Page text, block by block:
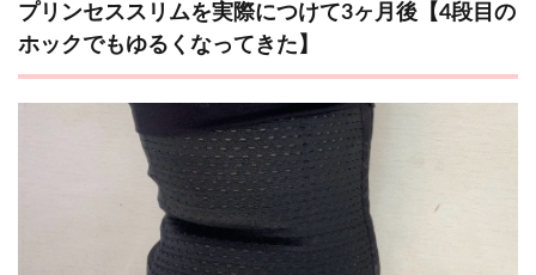
プリンセススリムを実際につけて3ヶ月後【4段目の
ホックでもゆるくなってきた】